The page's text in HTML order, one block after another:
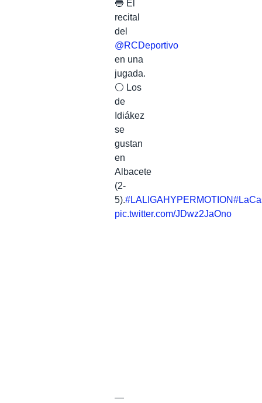
🔵 El
recital
del
@RCDeportivo
en una
jugada.
⚪️ Los
de
Idiákez
se
gustan
en
Albacete
(2-
5).#LALIGAHYPERMOTION
pic.twitter.com/JDwz2JaOno
—